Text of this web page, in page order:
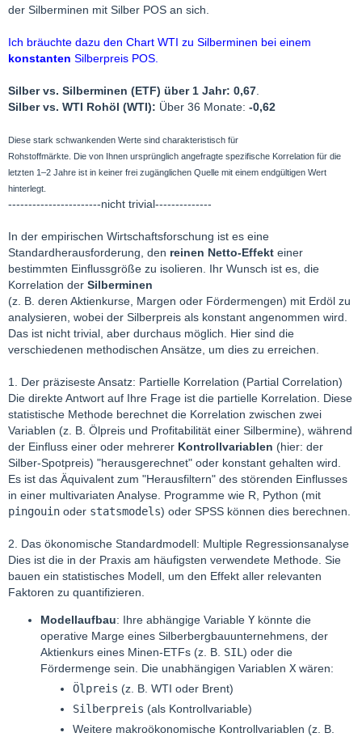
der Silberminen mit Silber POS an sich.
Ich bräuchte dazu den Chart WTI zu Silberminen bei einem
konstanten Silberpreis POS.
Silber vs. Silberminen (ETF) über 1 Jahr: 0,67
Silber vs. WTI Rohöl (WTI): Über 36 Monate: -0,62
Diese stark schwankenden Werte sind charakteristisch für
Rohstoffmärkte. Die von Ihnen ursprünglich angefragte spezifische Korrelation für die
letzten 1–2 Jahre ist in keiner frei zugänglichen Quelle mit einem endgültigen Wert
hinterlegt.
-----------------------nicht trivial--------------
In der empirischen Wirtschaftsforschung ist es eine
Standardherausforderung, den reinen Netto-Effekt einer
bestimmten Einflussgröße zu isolieren. Ihr Wunsch ist es, die
Korrelation der Silberminen
(z. B. deren Aktienkurse, Margen oder Fördermengen) mit Erdöl zu
analysieren, wobei der Silberpreis als konstant angenommen wird.
Das ist nicht trivial, aber durchaus möglich. Hier sind die
verschiedenen methodischen Ansätze, um dies zu erreichen.
1. Der präziseste Ansatz: Partielle Korrelation (Partial Correlation)
Die direkte Antwort auf Ihre Frage ist die partielle Korrelation. Diese
statistische Methode berechnet die Korrelation zwischen zwei
Variablen (z. B. Ölpreis und Profitabilität einer Silbermine), während
der Einfluss einer oder mehrerer Kontrollvariablen (hier: der
Silber-Spotpreis) "herausgerechnet" oder konstant gehalten wird.
Es ist das Äquivalent zum "Herausfiltern" des störenden Einflusses
in einer multivariaten Analyse. Programme wie R, Python (mit
pingouin oder statsmodels) oder SPSS können dies berechnen.
2. Das ökonomische Standardmodell: Multiple Regressionsanalyse
Dies ist die in der Praxis am häufigsten verwendete Methode. Sie
bauen ein statistisches Modell, um den Effekt aller relevanten
Faktoren zu quantifizieren.
Modellaufbau: Ihre abhängige Variable Y könnte die
operative Marge eines Silberbergbauunternehmens, der
Aktienkurs eines Minen-ETFs (z. B. SIL ) oder die
Fördermenge sein. Die unabhängigen Variablen X wären:
Ölpreis (z. B. WTI oder Brent)
Silberpreis (als Kontrollvariable)
Weitere makroökonomische Kontrollvariablen (z. B.